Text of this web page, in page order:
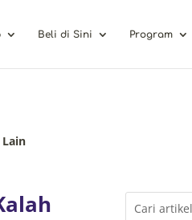
Beli di Sini Program